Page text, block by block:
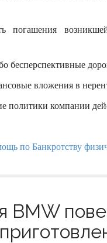
погашения
бесперспективные
вложения в
политики компании
BMW